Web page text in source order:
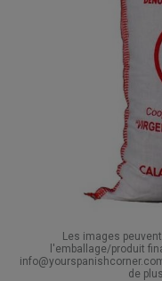
Les images
l'emballage/produit
de